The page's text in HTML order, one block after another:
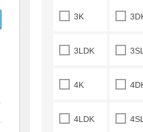
3K
3LDK
4K
4LDK